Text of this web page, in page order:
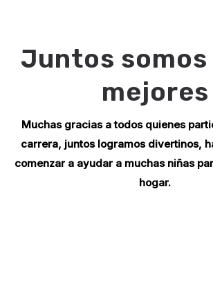
Juntos somos
mejores
Muchas gracias a todos quienes
carrera, juntos logramos divertinos,
comenzar a ayudar a muchas niñas
hogar.